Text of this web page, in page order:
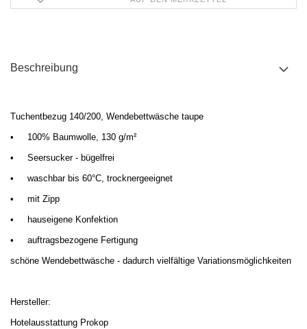
Beschreibung
Tuchentbezug 140/200, Wendebettwäsche taupe
•
100% Baumwolle, 130 g/m²
•
Seersucker - bügelfrei
•
waschbar bis 60°C, trocknergeeignet
•
mit Zipp
•
hauseigene Konfektion
•
auftragsbezogene Fertigung
schöne Wendebettwäsche - dadurch vielfältige Variationsmöglichkeiten
Hersteller:
Hotelausstattung Prokop